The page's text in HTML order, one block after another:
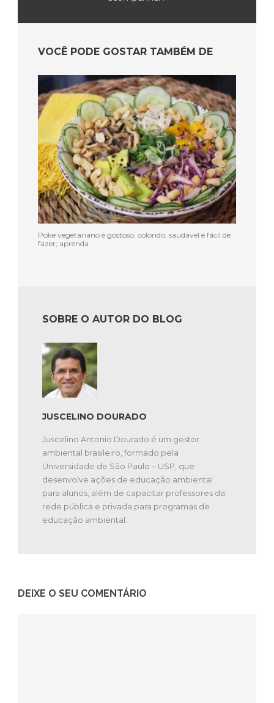
VOCÊ PODE GOSTAR TAMBÉM DE
Poke vegetariano é gostoso, colorido, saudável e fácil de
fazer; aprenda
SOBRE O AUTOR DO BLOG
JUSCELINO DOURADO
Juscelino Antonio Dourado é um gestor
ambiental brasileiro, formado pela
Universidade de São Paulo – USP, que
desenvolve ações de educação ambiental
para alunos, além de capacitar professores da
rede pública e privada para programas de
educação ambiental.
DEIXE O SEU COMENTÁRIO